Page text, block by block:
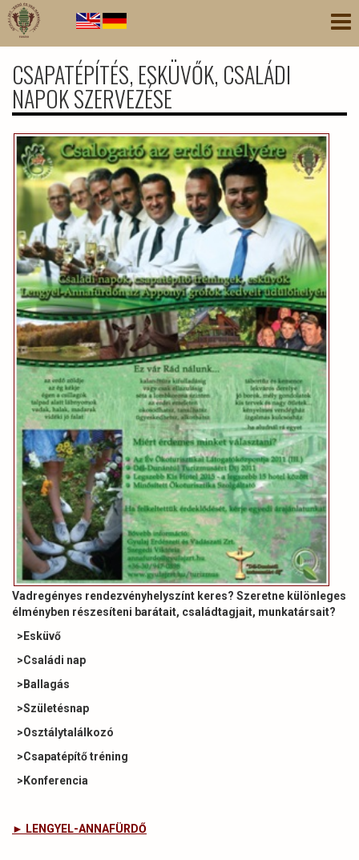
Ugrás
tartalomra
CSAPATÉPÍTÉS, ESKÜVŐK, CSALÁDI
NAPOK SZERVEZÉSE
Vadregényes rendezvényhelyszínt keres? Szeretne különleges
élményben részesíteni barátait, családtagjait, munkatársait?
>Esküvő
>Családi nap
>Ballagás
>Születésnap
>Osztálytalálkozó
>Csapatépítő tréning
>Konferencia
► LENGYEL-ANNAFÜRDŐ